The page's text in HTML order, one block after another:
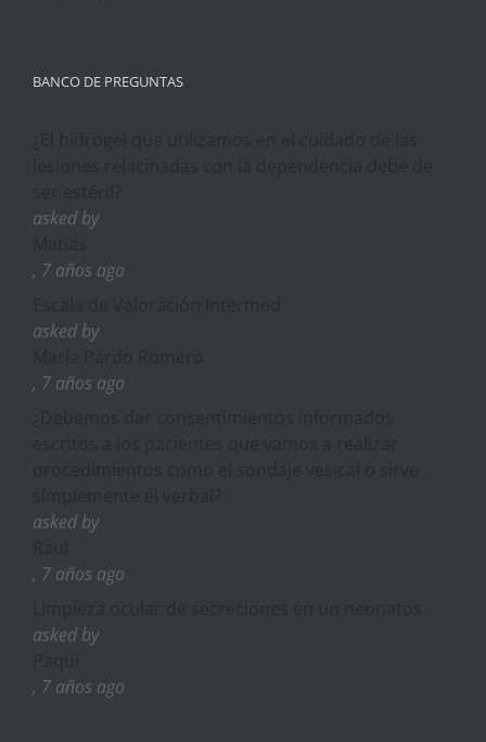
BANCO DE PREGUNTAS
asked by
, 7 años ago
asked by
, 7 años ago
asked by
, 7 años ago
asked by
, 7 años ago